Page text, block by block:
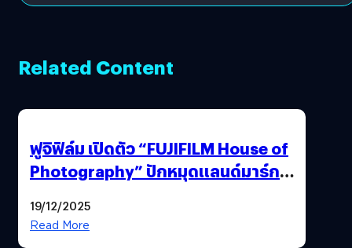
Related Content
ฟูจิฟิล์ม เปิดตัว “FUJIFILM House of
Photography” ปักหมุดแลนด์มาร์ก
19/12/2025
Read More